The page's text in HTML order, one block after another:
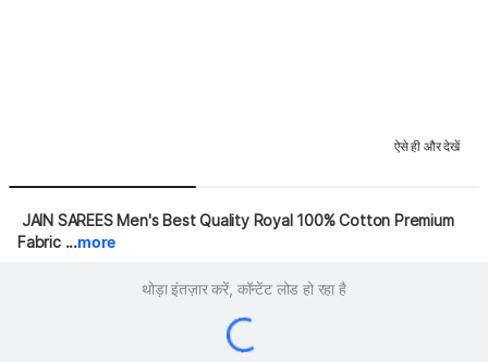
ऐसे ही और देखें
Fabric ...more
थोड़ा इंतज़ार करें, कॉन्टेंट लोड हो रहा है